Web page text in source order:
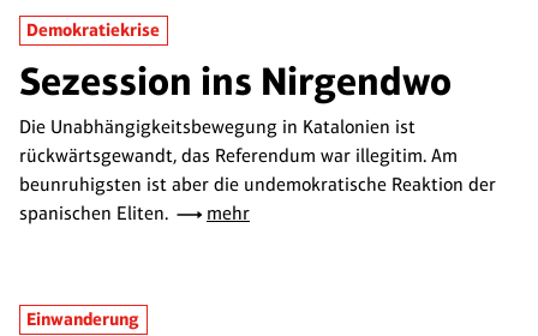
Demokratiekrise
Sezession ins Nirgendwo
Die Unabhängigkeitsbewegung in Katalonien ist
rückwärtsgewandt, das Referendum war illegitim. Am
beunruhigsten ist aber die undemokratische Reaktion der
spanischen Eliten.
mehr
Einwanderung